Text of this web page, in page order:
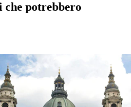
che potrebbero